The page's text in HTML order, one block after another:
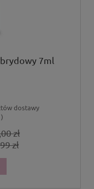
7ml
dostawy
zł
zł